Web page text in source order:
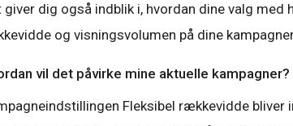
giver dig også indblik i, hvordan dine valg med
og visningsvolumen på dine
vil det påvirke mine aktuelle kampagner?
Fleksibel rækkevidde